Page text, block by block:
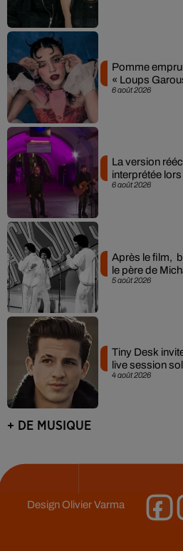
6 août 2026
Pomme
« Loups
6 août 2026
La version
interprétée
5 août 2026
Après le film,
le père de
4 août 2026
Tiny Desk
live session
+ DE MUSIQUE
DesignOlivier Varma